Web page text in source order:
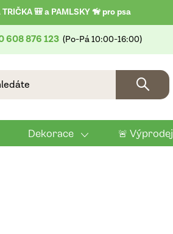
🎒 a PAMLSKY 🦮 pro psa
608 876 123
Dekorace 🚨 Výprodej